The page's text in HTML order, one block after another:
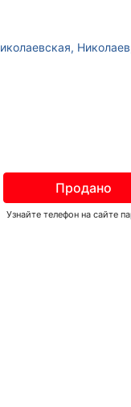
Продано
Узнайте телефон на сайте